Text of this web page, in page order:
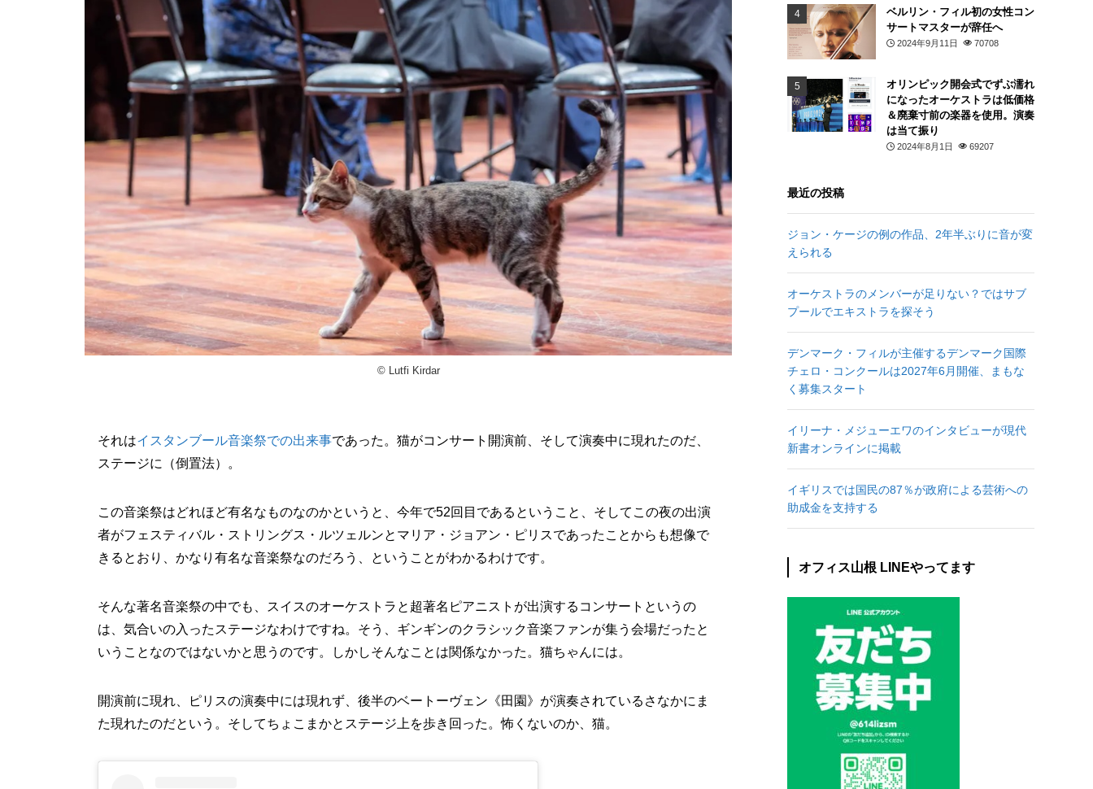
© Lutfi Kirdar
それはイスタンブール音楽祭での出来事であった。猫がコンサート開演前、そして演奏中に現れたのだ、
ステージに（倒置法）。
この音楽祭はどれほど有名なものなのかというと、今年で52回目であるということ、そしてこの夜の出演
者がフェスティバル・ストリングス・ルツェルンとマリア・ジョアン・ピリスであったことからも想像で
きるとおり、かなり有名な音楽祭なのだろう、ということがわかるわけです。
そんな著名音楽祭の中でも、スイスのオーケストラと超著名ピアニストが出演するコンサートというの
は、気合いの入ったステージなわけですね。そう、ギンギンのクラシック音楽ファンが集う会場だったと
いうことなのではないかと思うのです。しかしそんなことは関係なかった。猫ちゃんには。
開演前に現れ、ピリスの演奏中には現れず、後半のベートーヴェン《田園》が演奏されているさなかにま
た現れたのだという。そしてちょこまかとステージ上を歩き回った。怖くないのか、猫。
ベルリン・フィル初の女性コン
サートマスターが辞任へ
2024年9月11日 70708
オリンピック開会式でずぶ濡れ
になったオーケストラは低価格
＆廃棄寸前の楽器を使用。演奏
は当て振り
2024年8月1日 69207
最近の投稿
ジョン・ケージの例の作品、2年半ぶりに音が変
えられる
オーケストラのメンバーが足りない？ではサブ
プールでエキストラを探そう
デンマーク・フィルが主催するデンマーク国際
チェロ・コンクールは2027年6月開催、まもな
く募集スタート
イリーナ・メジューエワのインタビューが現代
新書オンラインに掲載
イギリスでは国民の87％が政府による芸術への
助成金を支持する
オフィス山根 LINEやってます